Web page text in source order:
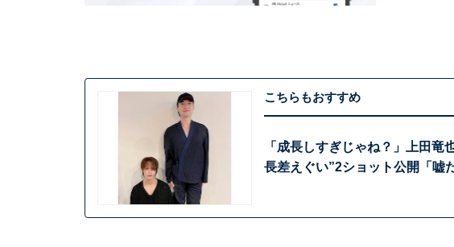
こちらもおすすめ
「成長しすぎじゃね？」上田竜
長差えぐい”2ショット公開「嘘